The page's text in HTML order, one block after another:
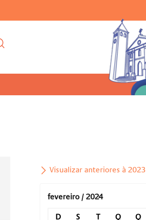
Visualizar anteriores à 2023
fevereiro / 2024
D S T Q Q